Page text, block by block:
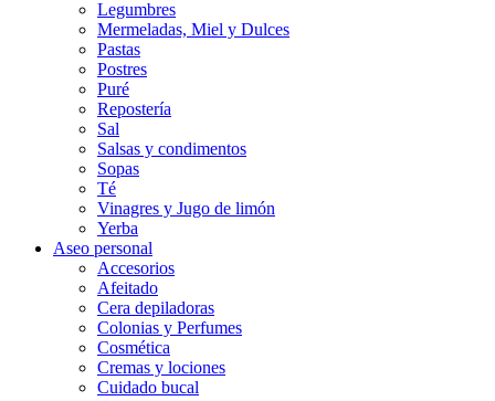
Legumbres
Mermeladas, Miel y Dulces
Pastas
Postres
Puré
Repostería
Sal
Salsas y condimentos
Sopas
Té
Vinagres y Jugo de limón
Yerba
Aseo personal
Accesorios
Afeitado
Cera depiladoras
Colonias y Perfumes
Cosmética
Cremas y lociones
Cuidado bucal